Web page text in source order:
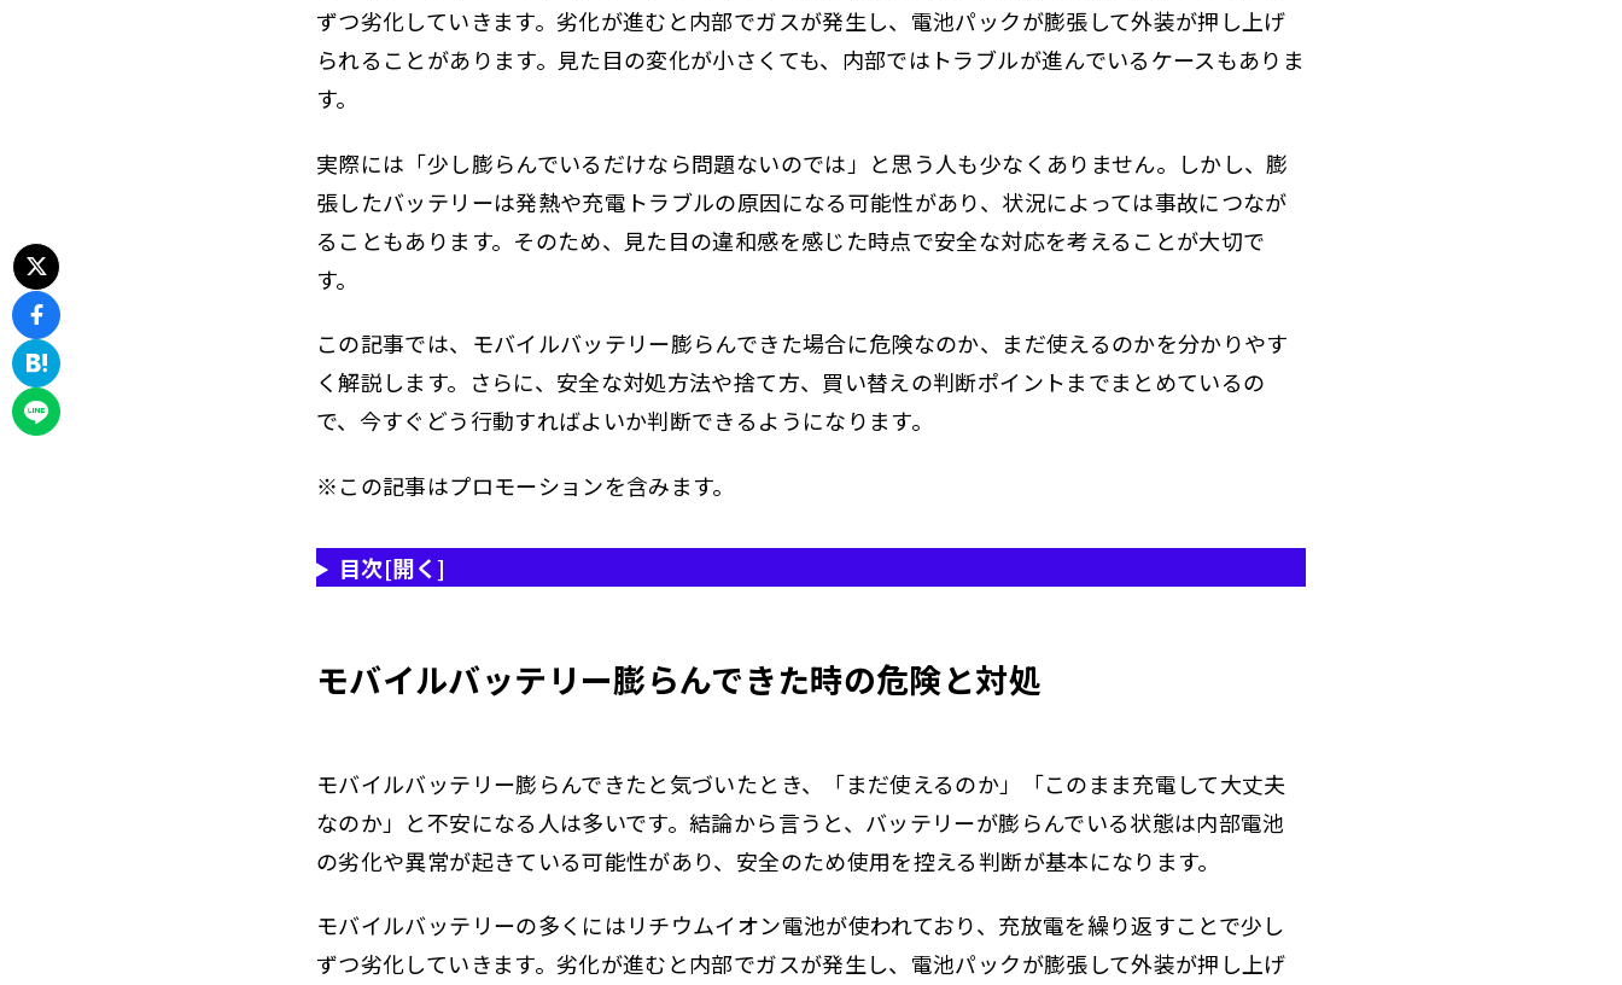
ずつ劣化していきます。劣化が進むと内部でガスが発生し、電池パックが膨張して外装が押し上げ
られることがあります。見た目の変化が小さくても、内部ではトラブルが進んでいるケースもありま
す。
実際には「少し膨らんでいるだけなら問題ないのでは」と思う人も少なくありません。しかし、膨
張したバッテリーは発熱や充電トラブルの原因になる可能性があり、状況によっては事故につなが
ることもあります。そのため、見た目の違和感を感じた時点で安全な対応を考えることが大切で
す。
この記事では、モバイルバッテリー膨らんできた場合に危険なのか、まだ使えるのかを分かりやす
く解説します。さらに、安全な対処方法や捨て方、買い替えの判断ポイントまでまとめているの
で、今すぐどう行動すればよいか判断できるようになります。
※この記事はプロモーションを含みます。
目次[開く]
モバイルバッテリー膨らんできた時の危険と対処
モバイルバッテリー膨らんできたと気づいたとき、「まだ使えるのか」「このまま充電して大丈夫
なのか」と不安になる人は多いです。結論から言うと、バッテリーが膨らんでいる状態は内部電池
の劣化や異常が起きている可能性があり、安全のため使用を控える判断が基本になります。
モバイルバッテリーの多くにはリチウムイオン電池が使われており、充放電を繰り返すことで少し
ずつ劣化していきます。劣化が進むと内部でガスが発生し、電池パックが膨張して外装が押し上げ
2.7.2 再発防止のポイント